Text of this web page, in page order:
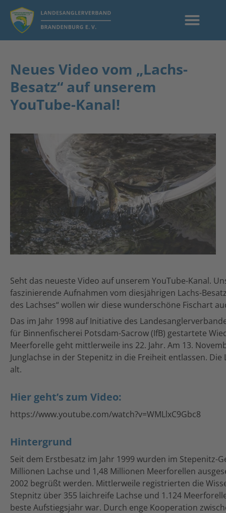
Neues Video vom „Lachs-
Besatz“ auf unserem
YouTube-Kanal!
Seht das neueste Video auf unserem YouTube-Kanal.
faszinierende Aufnahmen vom diesjährigen Lachs-
des Lachses“ wollen wir diese wunderschöne Fischart
Das im Jahr 1998 auf Initiative des
für Binnenfischerei Potsdam-Sacrow (IfB) gestartete
Meerforelle geht mittlerweile ins 22. Jahr. Am 13.
Junglachse in der Stepenitz in die Freiheit entlassen. Die
alt.
Hier geht’s zum Video:
https://www.youtube.com/watch?v=WMLlxC9Gbc8
Hintergrund
Seit dem Erstbesatz im Jahr 1999 wurden im Stepenitz-
Millionen Lachse und 1,48 Millionen Meerforellen
2002 begrüßt werden. Mittlerweile registrierten die
Stepnitz über 355 laichreife Lachse und 1.124
beste Aufstiegsjahr war. Durch enge Kooperation